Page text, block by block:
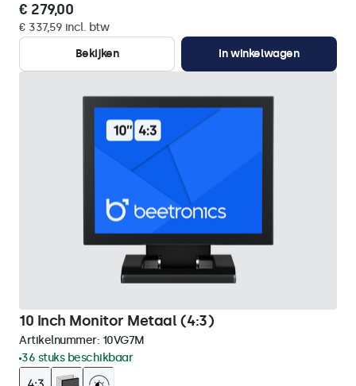
€ 279,00
€ 337,59 incl. btw
Bekijken
In winkelwagen
10 Inch Monitor Metaal (4:3)
Artikelnummer: 10VG7M
36 stuks beschikbaar